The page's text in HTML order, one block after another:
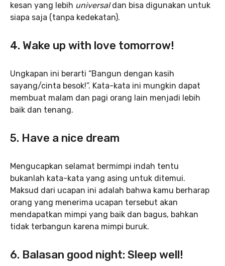
kesan yang lebih universaldan bisa digunakan untuk
siapa saja (tanpa kedekatan).
4. Wake up with love tomorrow!
Ungkapan ini berarti “Bangun dengan kasih
sayang/cinta besok!”. Kata-kata ini mungkin dapat
membuat malam dan pagi orang lain menjadi lebih
baik dan tenang.
5. Have a nice dream
Mengucapkan selamat bermimpi indah tentu
bukanlah kata-kata yang asing untuk ditemui.
Maksud dari ucapan ini adalah bahwa kamu berharap
orang yang menerima ucapan tersebut akan
mendapatkan mimpi yang baik dan bagus, bahkan
tidak terbangun karena mimpi buruk.
6. Balasan good night: Sleep well!